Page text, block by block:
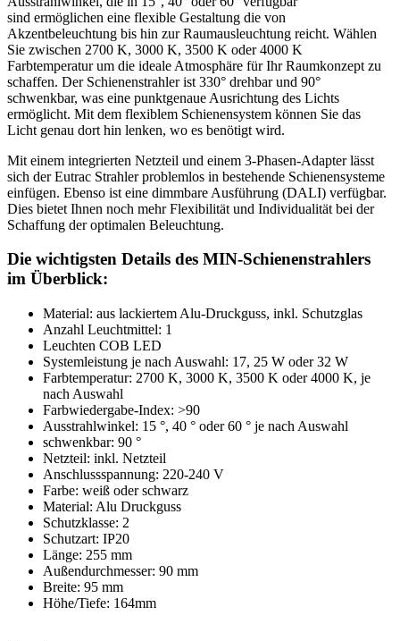
sind ermöglichen eine flexible Gestaltung die von
Akzentbeleuchtung bis hin zur Raumausleuchtung reicht. Wählen
Sie zwischen 2700 K, 3000 K, 3500 K oder 4000 K
Farbtemperatur um die ideale Atmosphäre für Ihr Raumkonzept zu
schaffen. Der Schienenstrahler ist 330° drehbar und 90°
schwenkbar, was eine punktgenaue Ausrichtung des Lichts
ermöglicht. Mit dem flexiblem Schienensystem können Sie das
Licht genau dort hin lenken, wo es benötigt wird.
Mit einem integrierten Netzteil und einem 3-Phasen-Adapter lässt
sich der Eutrac Strahler problemlos in bestehende Schienensysteme
einfügen. Ebenso ist eine dimmbare Ausführung (DALI) verfügbar.
Dies bietet Ihnen noch mehr Flexibilität und Individualität bei der
Schaffung der optimalen Beleuchtung.
Die wichtigsten Details des MIN-Schienenstrahlers
im Überblick:
Material: aus lackiertem Alu-Druckguss, inkl. Schutzglas
Anzahl Leuchtmittel: 1
Leuchten COB LED
Systemleistung je nach Auswahl: 17, 25 W oder 32 W
Farbtemperatur: 2700 K, 3000 K, 3500 K oder 4000 K, je
nach Auswahl
Farbwiedergabe-Index: >90
Ausstrahlwinkel: 15 °, 40 ° oder 60 ° je nach Auswahl
schwenkbar: 90 °
Netzteil: inkl. Netzteil
Anschlussspannung: 220-240 V
Farbe: weiß oder schwarz
Material: Alu Druckguss
Schutzklasse: 2
Schutzart: IP20
Länge: 255 mm
Außendurchmesser: 90 mm
Breite: 95 mm
Höhe/Tiefe: 164mm